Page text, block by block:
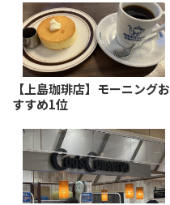
【上島珈琲店】モーニングお
すすめ1位